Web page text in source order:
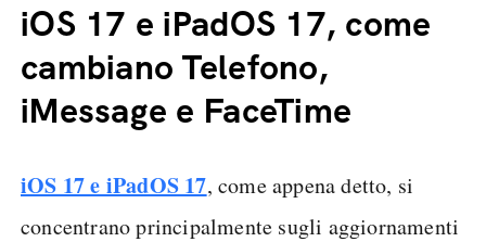
iOS 17 e iPadOS 17, come
cambiano Telefono,
iMessage e FaceTime
iOS 17 e iPadOS 17, come appena detto, si
concentrano principalmente sugli aggiornamenti